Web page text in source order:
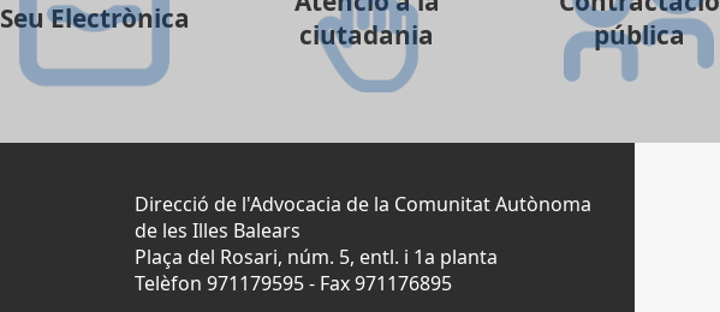
Seu Electrònica
ciutadania
pública
Direcció de l'Advocacia de la Comunitat Autònoma
de les Illes Balears
Plaça del Rosari, núm. 5, entl. i 1a planta
Telèfon 971179595- Fax 971176895